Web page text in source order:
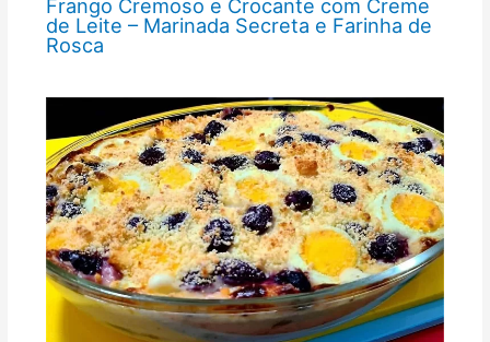
Frango Cremoso e Crocante com Creme
de Leite – Marinada Secreta e Farinha de
Rosca